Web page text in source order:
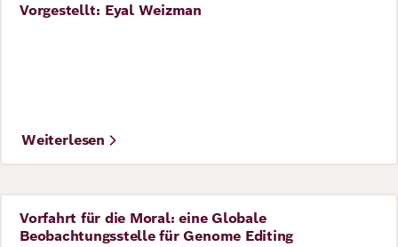
Perspective
Vorgestellt: Eyal Weizman
Weiterlesen
Perspective
Vorfahrt für die Moral: eine Globale
Beobachtungsstelle für Genome Editing